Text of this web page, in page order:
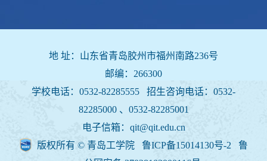
地 址：山东省青岛胶州市福州南路236号
邮编：266300
学校电话：0532-82285555 招生咨询电话： 0532-
82285000 、0532-82285001
电子信箱：qit@qit.edu.cn
版权所有 © 青岛工学院 鲁ICP备15014130号-2
鲁